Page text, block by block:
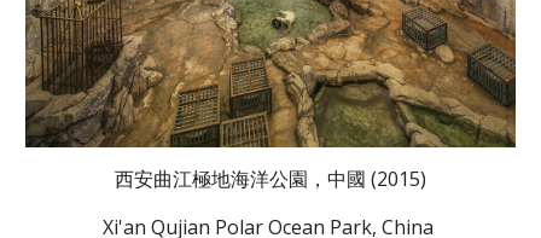
西安曲江極地海洋公園，中國 (2015)
Xi'an Qujian Polar Ocean Park, China